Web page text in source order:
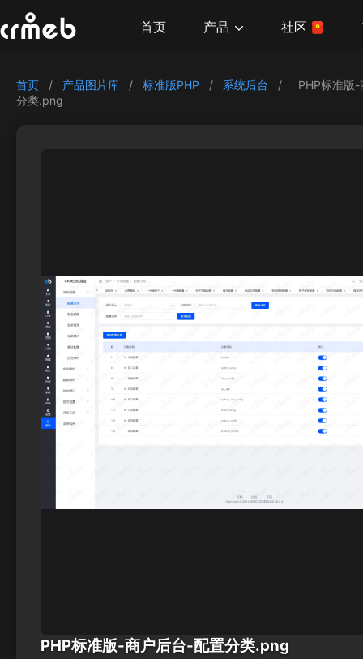
首页 产品 社区
首页 / 产品图片库 / 标准版PHP / 系统后台 /
PHP标准版
分类.png
PHP标准版-商户后台-配置分类.png